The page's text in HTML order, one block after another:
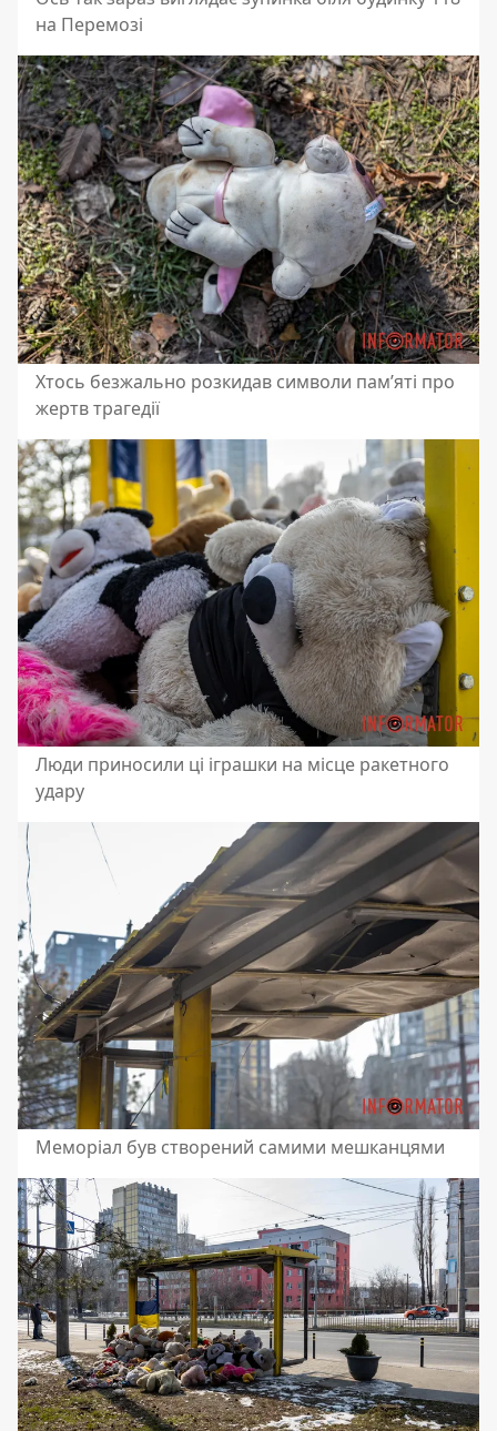
на Перемозі
Хтось безжально розкидав символи пам’яті про
жертв трагедії
Люди приносили ці іграшки на місце ракетного
удару
Меморіал був створений самими мешканцями